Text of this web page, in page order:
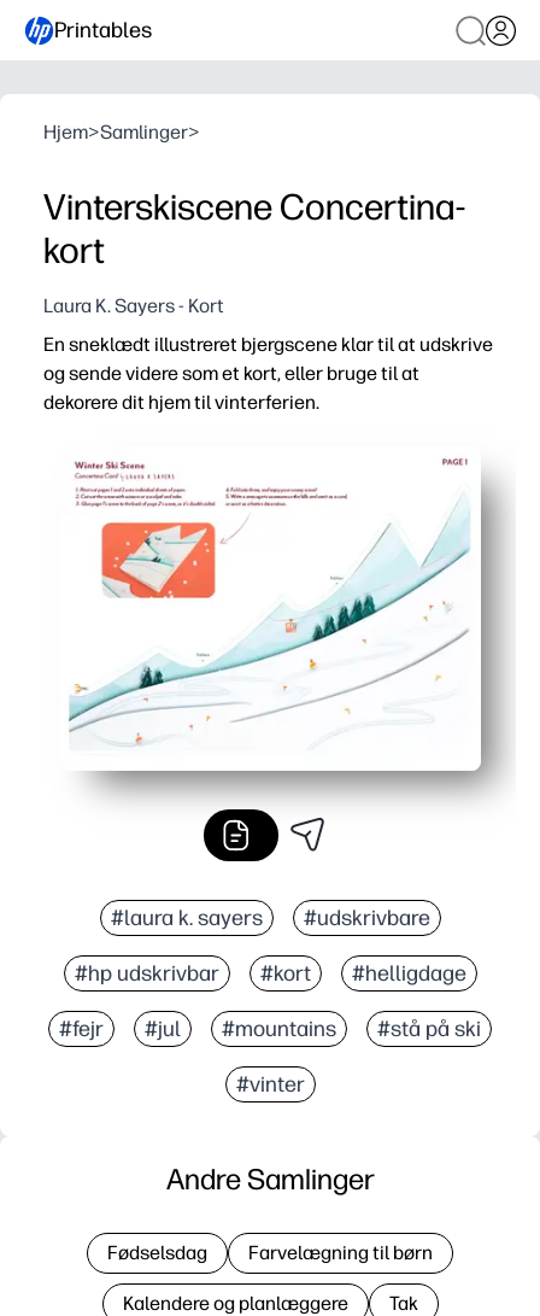
Printables
Hjem>Samlinger>
Vinterskiscene Concertina-
kort
Laura K. Sayers - Kort
En sneklædt illustreret bjergscene klar til at udskrive
og sende videre som et kort, eller bruge til at
dekorere dit hjem til vinterferien.
Udskriv og lav uden forberedelser - du skal bare
Fleksibel brug - du kan vise det på en hylde,
Engagerer børn - et hurtigt, skærmfrit håndværk, der
Postvenlig - foldes fladt for nem gave, og dukker
#laura k. sayers #udskrivbare
#hp udskrivbar #kort #helligdage
#fejr #jul #mountains #stå på ski
#vinter
Andre Samlinger
Fødselsdag Farvelægning til børn
Kalendere og planlæggere Tak